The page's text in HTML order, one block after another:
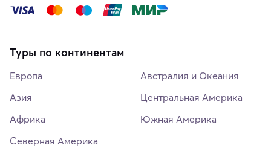
Туры по континентам
Европа
Азия
Африка
Северная Америка
Австралия и Океания
Центральная Америка
Южная Америка